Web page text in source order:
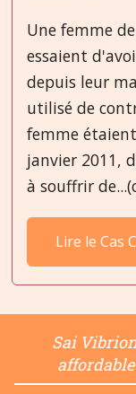
Une femme
essaient
depuis leur
utilisé de
femme
janvier 2011,
à souffrir
Lire le Cas
Sai